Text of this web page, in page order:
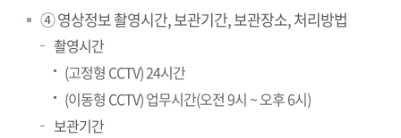
④ 영상정보 촬영시간, 보관기간, 보관장소, 처리방법
촬영시간
(고정형 CCTV) 24시간
(이동형 CCTV) 업무시간(오전 9시 ~ 오후 6시)
보관기간